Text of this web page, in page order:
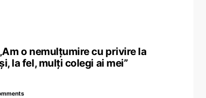
o nemulțumire cu privire la
la fel, mulți colegi ai mei”